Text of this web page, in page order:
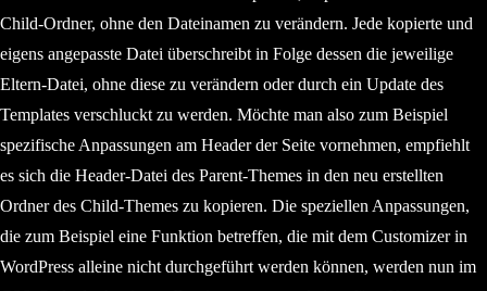
Child-Ordner, ohne den Dateinamen zu verändern. Jede kopierte und
eigens angepasste Datei überschreibt in Folge dessen die jeweilige
Eltern-Datei, ohne diese zu verändern oder durch ein Update des
Templates verschluckt zu werden. Möchte man also zum Beispiel
spezifische Anpassungen am Header der Seite vornehmen, empfiehlt
es sich die Header-Datei des Parent-Themes in den neu erstellten
Ordner des Child-Themes zu kopieren. Die speziellen Anpassungen,
die zum Beispiel eine Funktion betreffen, die mit dem Customizer in
WordPress alleine nicht durchgeführt werden können, werden nun im